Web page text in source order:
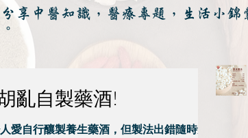
享中醫知識，醫療專題，生活小錦
亂自製藥酒!
愛自行釀製養生藥酒，但製法出錯隨時危